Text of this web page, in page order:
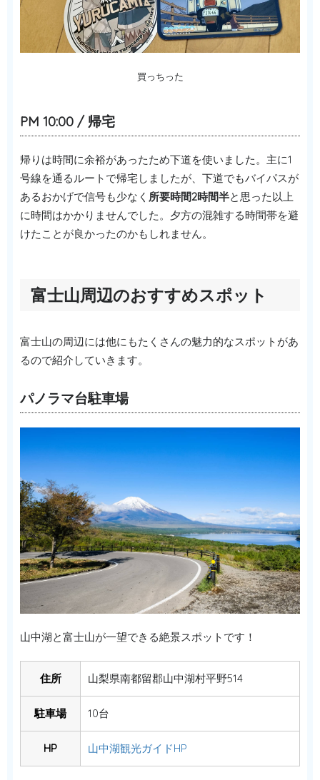
買っちった
PM 10:00 / 帰宅
帰りは時間に余裕があったため下道を使いました。主に1
号線を通るルートで帰宅しましたが、下道でもバイパスが
あるおかげで信号も少なく 所要時間2時間半と思った以上
に時間はかかりませんでした。夕方の混雑する時間帯を避
けたことが良かったのかもしれません。
富士山周辺のおすすめスポット
富士山の周辺には他にもたくさんの魅力的なスポットがあ
るので紹介していきます。
パノラマ台駐車場
山中湖と富士山が一望できる絶景スポットです！
住所 山梨県南都留郡山中湖村平野514
駐車場 10台
HP 山中湖観光ガイドHP